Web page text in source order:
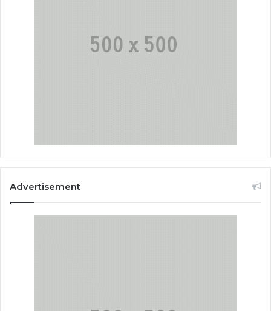
Advertisement